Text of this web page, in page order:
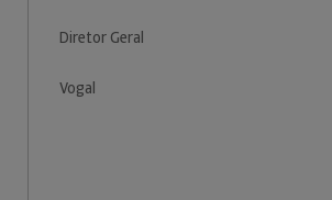
Diretor Geral
Vogal